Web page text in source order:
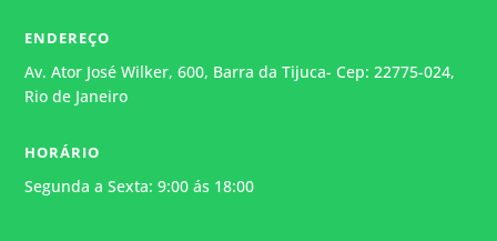
ENDEREÇO
Av. Ator José Wilker, 600, Barra da Tijuca- Cep: 22775-024,
Rio de Janeiro
HORÁRIO
Segunda a Sexta: 9:00 ás 18:00